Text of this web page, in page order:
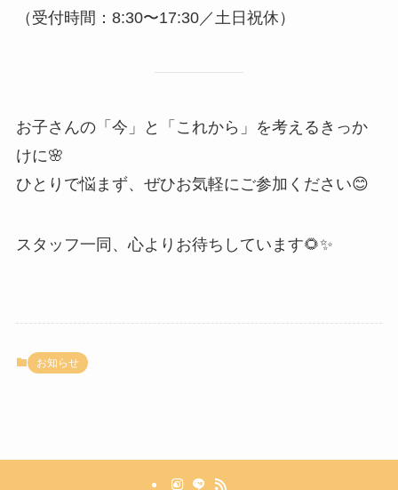
（受付時間：8:30〜17:30／土日祝休）
お子さんの「今」と「これから」を考えるきっか
けに🌸
ひとりで悩まず、ぜひお気軽にご参加ください😊
スタッフ一同、心よりお待ちしています🌻✨
お知らせ